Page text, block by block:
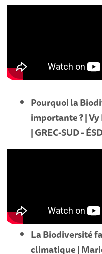
Pourquoi la
importante ? |
| GREC-SUD -
La Biodiversité
climatique |